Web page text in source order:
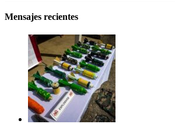
Mensajes recientes